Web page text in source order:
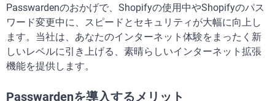
Passwardenのおかげで、Shopifyの使用中やShopifyのパス
ワード変更中に、スピードとセキュリティが大幅に向上し
ます。当社は、あなたのインターネット体験をまったく新
しいレベルに引き上げる、素晴らしいインターネット拡張
機能を提供します。
Passwardenを導入するメリット